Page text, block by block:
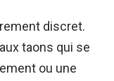
discret.
taons qui se
ou une